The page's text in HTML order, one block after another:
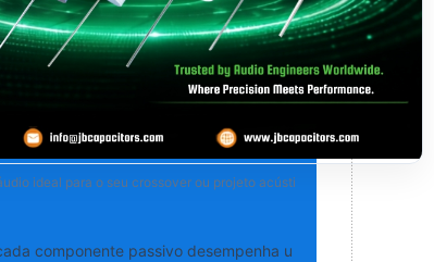
ideal para o seu crossover ou projeto acústi
componente passivo desempenha u